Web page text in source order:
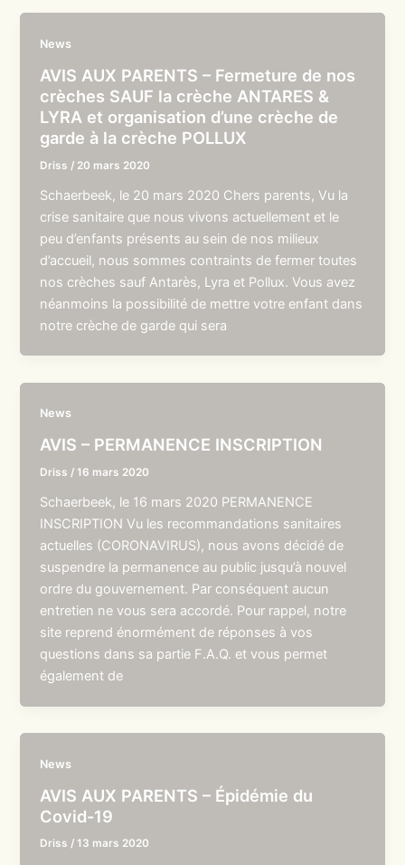
News
AVIS AUX PARENTS – Fermeture de nos
crèches SAUF la crèche ANTARES &
LYRA et organisation d’une crèche de
garde à la crèche POLLUX
Driss / 20 mars 2020
Schaerbeek, le 20 mars 2020 Chers parents, Vu la
crise sanitaire que nous vivons actuellement et le
peu d’enfants présents au sein de nos milieux
d’accueil, nous sommes contraints de fermer toutes
nos crèches sauf Antarès, Lyra et Pollux. Vous avez
néanmoins la possibilité de mettre votre enfant dans
notre crèche de garde qui sera
News
AVIS – PERMANENCE INSCRIPTION
Driss /16 mars 2020
Schaerbeek, le 16 mars 2020 PERMANENCE
INSCRIPTION Vu les recommandations sanitaires
actuelles (CORONAVIRUS), nous avons décidé de
suspendre la permanence au public jusqu’à nouvel
ordre du gouvernement. Par conséquent aucun
entretien ne vous sera accordé. Pour rappel, notre
site reprend énormément de réponses à vos
questions dans sa partie F.A.Q. et vous permet
également de
News
AVIS AUX PARENTS – Épidémie du
Covid-19
Driss /13 mars 2020